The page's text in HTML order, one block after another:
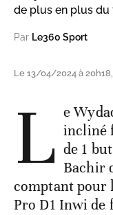
de plus en plus du
Par Le360 Sport
Le 13/04/2024 à
L e
incliné
de 1
Bachir
comptant pour
Pro D1 Inwi de